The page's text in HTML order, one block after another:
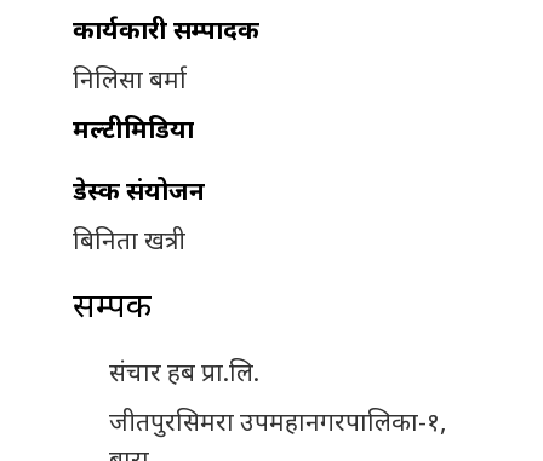
कार्यकारी सम्पादक
निलिसा बर्मा
मल्टीमिडिया
डेस्क संयोजन
बिनिता खत्री
सम्पर्क
संचार हब प्रा.लि.
जीतपुरसिमरा उपमहानगरपालिका-१,